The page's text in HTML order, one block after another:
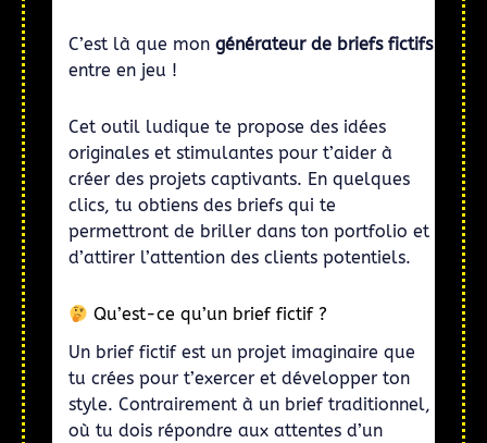
C’est là que mon générateur de briefs fictifs
entre en jeu !
Cet outil ludique te propose des idées
originales et stimulantes pour t’aider à
créer des projets captivants. En quelques
clics, tu obtiens des briefs qui te
permettront de briller dans ton portfolio et
d’attirer l’attention des clients potentiels.
Qu’est-ce qu’un brief fictif ?
Un brief fictif est un projet imaginaire que
tu crées pour t’exercer et développer ton
style. Contrairement à un brief traditionnel,
où tu dois répondre aux attentes d’un